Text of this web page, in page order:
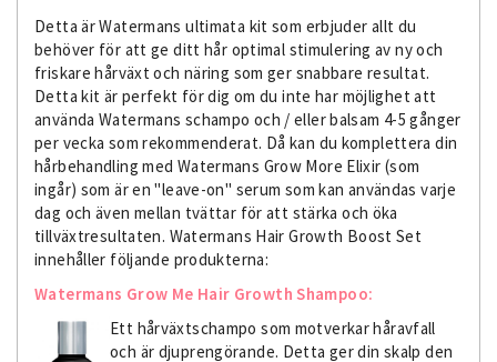
Detta är Watermans ultimata kit som erbjuder allt du
behöver för att ge ditt hår optimal stimulering av ny och
friskare hårväxt och näring som ger snabbare resultat.
Detta kit är perfekt för dig om du inte har möjlighet att
använda Watermans schampo och / eller balsam 4-5 gånger
per vecka som rekommenderat. Då kan du komplettera din
hårbehandling med Watermans Grow More Elixir (som
ingår) som är en "leave-on" serum som kan användas varje
dag och även mellan tvättar för att stärka och öka
tillväxtresultaten. Watermans Hair Growth Boost Set
innehåller följande produkterna:
Watermans Grow Me​ Hair Growth Shampoo:
Ett hårväxtschampo som motverkar håravfall
och är djuprengörande. Detta ger din skalp den